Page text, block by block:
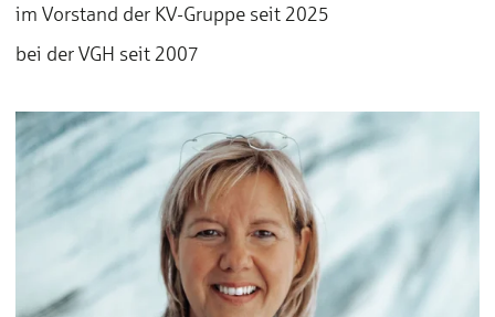
im Vorstand der KV-Gruppe seit 2025
bei der VGH seit 2007